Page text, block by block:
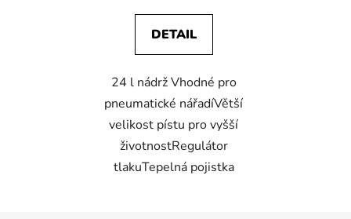
DETAIL
24 l nádrž Vhodné pro
pneumatické nářadíVětší
velikost pístu pro vyšší
životnostRegulátor
tlakuTepelná pojistka